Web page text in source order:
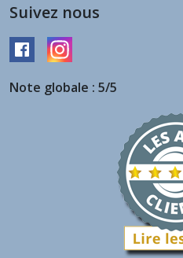
Suivez nous
Note globale : 5/5